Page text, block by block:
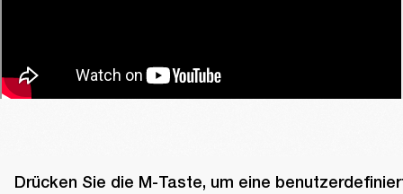
Drücken Sie die M-Taste, um eine